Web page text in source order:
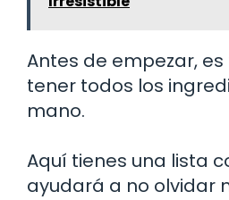
Antes de empezar,
tener todos los
mano.
Aquí tienes una lista
ayudará a no olvidar